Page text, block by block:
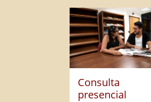
Consulta
presencial